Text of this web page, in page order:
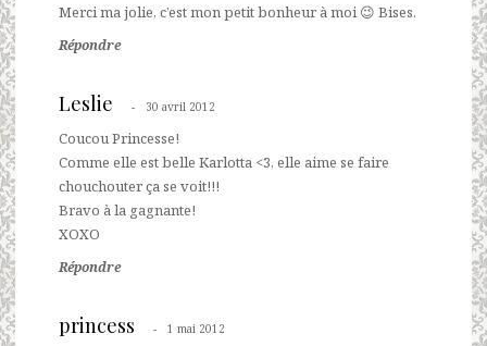
Merci ma jolie, c’est mon petit bonheur à moi 😉 Bises.
Répondre
Leslie 30 avril 2012
Coucou Princesse!
Comme elle est belle Karlotta <3, elle aime se faire
chouchouter ça se voit!!!
Bravo à la gagnante!
XOXO
Répondre
princess 1 mai 2012